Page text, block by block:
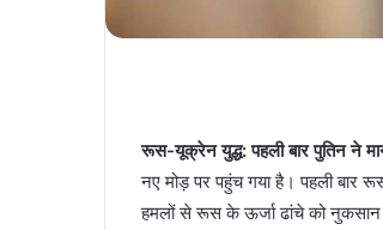
रूस-यूक्रेन युद्ध: पहली बार पुतिन ने
नए मोड़ पर पहुंच गया है। पहली बार
हमलों से रूस के ऊर्जा ढांचे को नुकसान